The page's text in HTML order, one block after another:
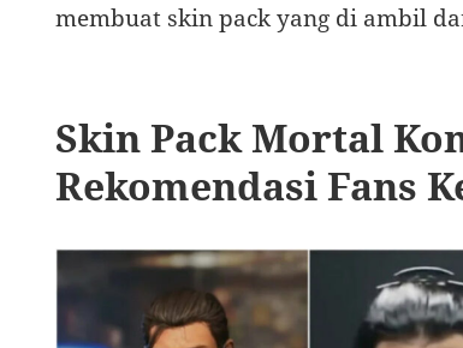
membuat skin pack yang di ambil
Skin Pack Mortal
Rekomendasi Fans